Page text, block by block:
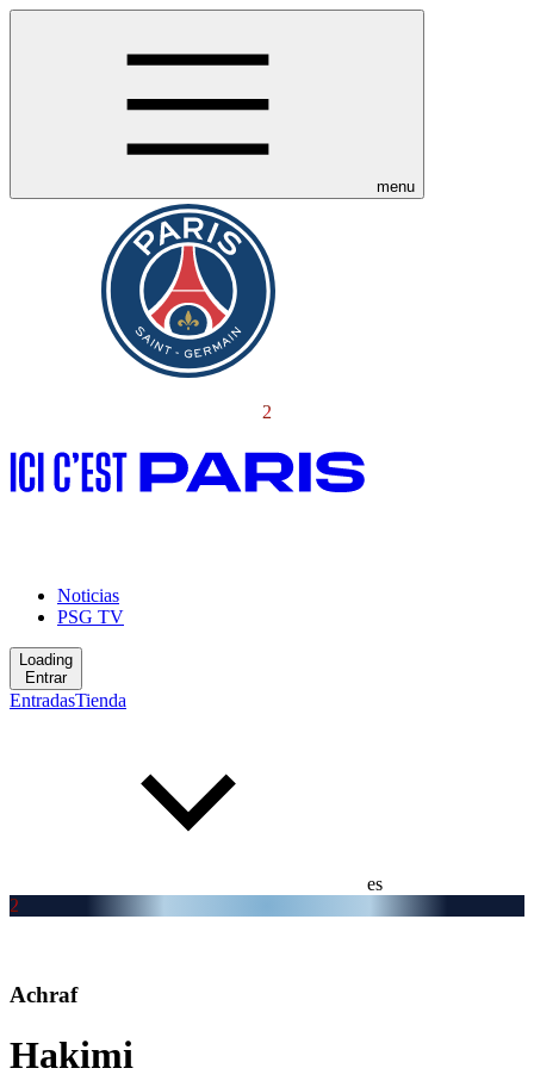
menu
Noticias
PSG TV
Loading
Entrar
EntradasTienda
es
2
2
Achraf
Hakimi